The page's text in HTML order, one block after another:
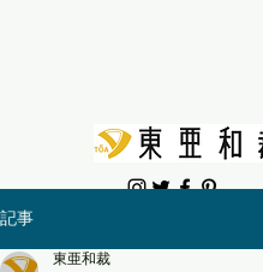
記事
東亜和裁